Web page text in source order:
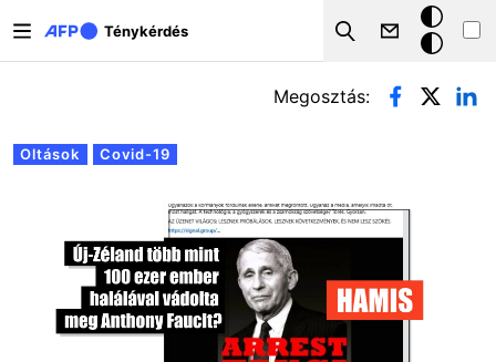
Ténykérdés
Search
Sötét
mód
Elsődleges fülek
Oltások Covid-19
Megosztás: